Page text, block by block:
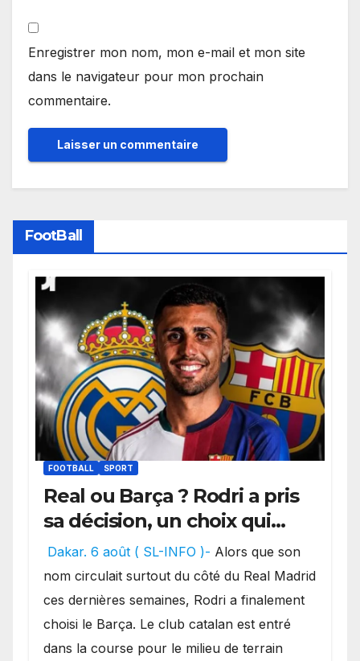
Enregistrer mon nom, mon e-mail et mon site
dans le navigateur pour mon prochain
commentaire.
FootBall
FOOTBALL SPORT
Real ou Barça ? Rodri a pris
sa décision, un choix qui
pourrait faire grand bruit
sur le marché des
transferts.
Dakar. 6 août ( SL-INFO )- Alors que son
nom circulait surtout du côté du Real Madrid
ces dernières semaines, Rodri a finalement
choisi le Barça. Le club catalan est entré
dans la course pour le milieu de terrain